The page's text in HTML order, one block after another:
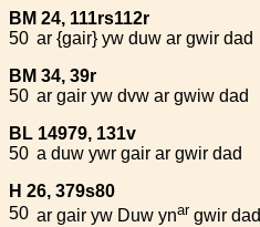
BM 24, 111rs112r
50 ar {gair} yw duw ar gwir dad
BM 34, 39r
50 ar gair yw dvw ar gwiw dad
BL 14979, 131v
50 a duw ywr gair ar gwir dad
H 26, 379s80
50 ar gair yw Duw ynar gwir dad